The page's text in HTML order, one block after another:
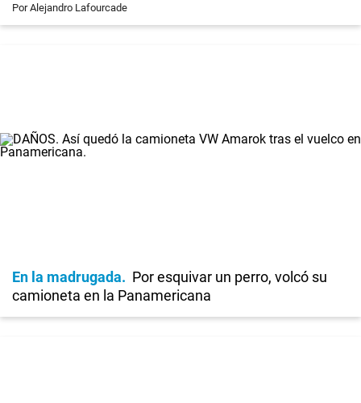
Por Alejandro Lafourcade
En la madrugada
Por esquivar un perro, volcó su
camioneta en la Panamericana